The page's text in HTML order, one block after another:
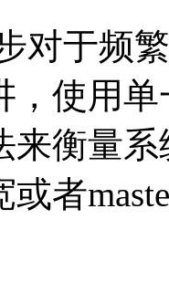
对于频
使用单
来衡量
或者